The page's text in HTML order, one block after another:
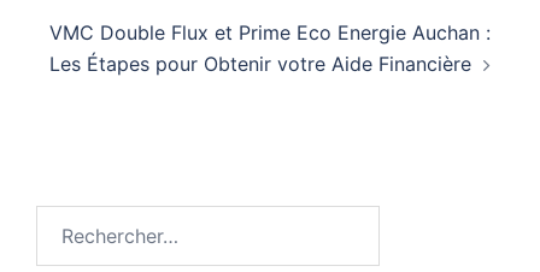
VMC Double Flux et Prime Eco Energie Auchan :
Les Étapes pour Obtenir votre Aide Financière